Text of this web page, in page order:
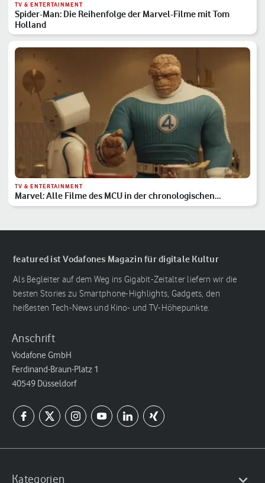
TV & ENTERTAINMENT
Spider-Man: Die Reihenfolge der Marvel-Filme mit Tom
Holland
TV & ENTERTAINMENT
Marvel: Alle Filme des MCU in der chronologischen
Reihenfolge
featured ist Vodafones Magazin für digitale Kultur
Als Begleiter auf dem Weg ins Gigabit-Zeitalter liefern wir die
besten Stories zu Smartphone-Highlights, Gadgets, den
heißesten Tech-News und Kino- und TV-Höhepunkte.
Anschrift
Vodafone GmbH
Ferdinand-Braun-Platz 1
40549 Düsseldorf
Kategorien